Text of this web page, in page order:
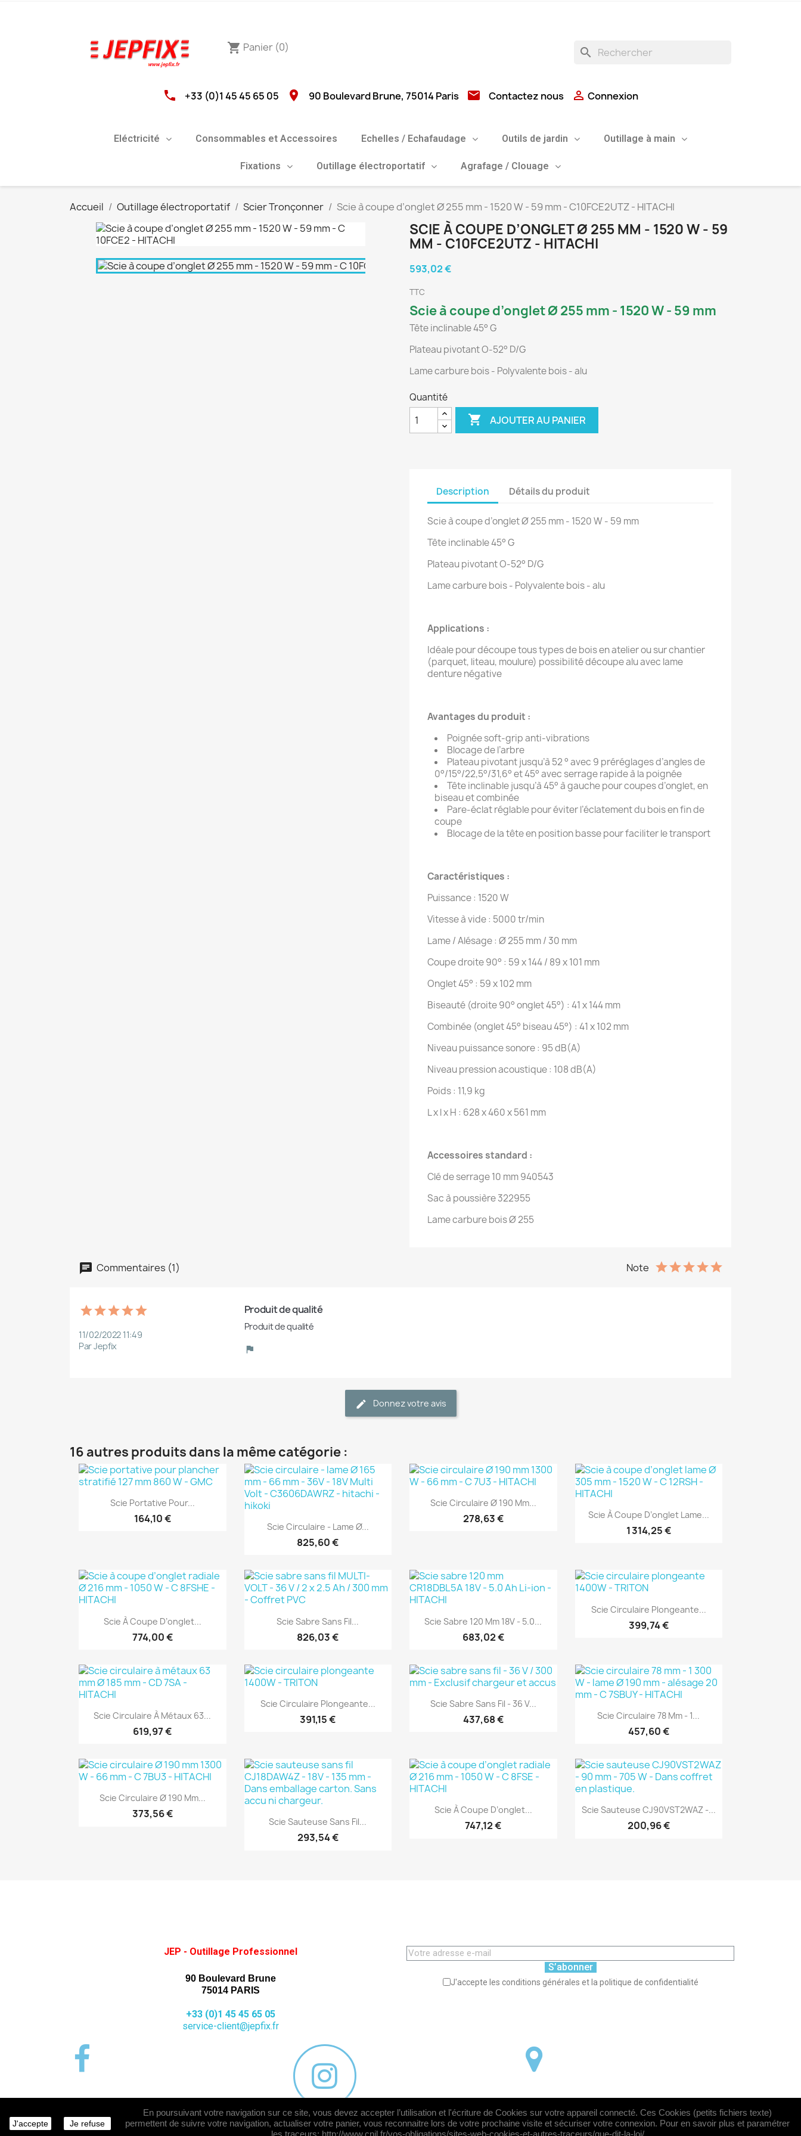
search
shopping_cart Panier (0)
phone +33 (0)1 45 45 65 05 location_on 90 Boulevard Brune, 75014 Paris email Contactez nous  Connexion
Eléctricité Consommables et Accessoires Echelles / Echafaudage Outils de jardin Outillage à main
Fixations Outillage électroportatif Agrafage / Clouage
Accueil Outillage électroportatif Scier Tronçonner Scie à coupe d’onglet Ø 255 mm - 1520 W - 59 mm - C10FCE2UTZ - HITACHI
SCIE À COUPE D’ONGLET Ø 255 MM - 1520 W - 59
MM - C10FCE2UTZ - HITACHI
593,02 €
TTC
Scie à coupe d’onglet Ø 255 mm - 1520 W - 59 mm
Tête inclinable 45° G
Plateau pivotant O-52° D/G
Lame carbure bois - Polyvalente bois - alu
Quantité
 AJOUTER AU PANIER
Description Détails du produit
Scie à coupe d’onglet Ø 255 mm - 1520 W - 59 mm
Tête inclinable 45° G
Plateau pivotant O-52° D/G
Lame carbure bois - Polyvalente bois - alu
Applications :
Idéale pour découpe tous types de bois en atelier ou sur chantier
(parquet, liteau, moulure) possibilité découpe alu avec lame
denture négative
Avantages du produit :
Poignée soft-grip anti-vibrations
Blocage de l’arbre
Plateau pivotant jusqu’à 52 ° avec 9 préréglages d’angles de
0°/15°/22,5°/31,6° et 45° avec serrage rapide à la poignée
Tête inclinable jusqu’à 45° à gauche pour coupes d’onglet, en
biseau et combinée
Pare-éclat réglable pour éviter l’éclatement du bois en fin de
coupe
Blocage de la tête en position basse pour faciliter le transport
Caractéristiques :
Puissance : 1520 W
Vitesse à vide : 5000 tr/min
Lame / Alésage : Ø 255 mm / 30 mm
Coupe droite 90° : 59 x 144 / 89 x 101 mm
Onglet 45° : 59 x 102 mm
Biseauté (droite 90° onglet 45°) : 41 x 144 mm
Combinée (onglet 45° biseau 45°) : 41 x 102 mm
Niveau puissance sonore : 95 dB(A)
Niveau pression acoustique : 108 dB(A)
Poids : 11,9 kg
L x l x H : 628 x 460 x 561 mm
Accessoires standard :
Clé de serrage 10 mm 940543
Sac à poussière 322955
Lame carbure bois Ø 255
Commentaires (1) Note
11/02/2022 11:49
Par Jepfix
Produit de qualité
Produit de qualité
Donnez votre avis
16 autres produits dans la même catégorie :
Aperçu rapide
Scie Portative Pour...
164,10 €
(1)
Aperçu rapide
Scie Circulaire - Lame Ø...
825,60 €
Aperçu rapide
Scie Circulaire Ø 190 Mm...
278,63 €
(1)
Aperçu rapide
Scie À Coupe D’onglet Lame...
1 314,25 €
Aperçu rapide
Scie À Coupe D’onglet...
774,00 €
Aperçu rapide
Scie Sabre Sans Fil...
826,03 €
Aperçu rapide
Scie Sabre 120 Mm 18V - 5.0...
683,02 €
Aperçu rapide
Scie Circulaire Plongeante...
399,74 €
Aperçu rapide
Scie Circulaire À Métaux 63...
619,97 €
Aperçu rapide
Scie Circulaire Plongeante...
391,15 €
Aperçu rapide
Scie Sabre Sans Fil - 36 V...
437,68 €
(1)
Aperçu rapide
Scie Circulaire 78 Mm - 1...
457,60 €
(1)
Aperçu rapide
Scie Circulaire Ø 190 Mm...
373,56 €
(1)
Aperçu rapide
Scie Sauteuse Sans Fil...
293,54 €
Aperçu rapide
Scie À Coupe D’onglet...
747,12 €
Aperçu rapide
Scie Sauteuse CJ90VST2WAZ -...
200,96 €
JEP - Outillage Professionnel
90 Boulevard Brune
75014 PARIS
+33 (0)1 45 45 65 05
service-client@jepfix.fr
S’abonner
J'accepte les conditions générales et la politique de confidentialité
J'accepte Je refuse
En poursuivant votre navigation sur ce site, vous devez accepter l’utilisation et l'écriture de Cookies sur votre appareil connecté. Ces Cookies (petits fichiers texte)
permettent de suivre votre navigation, actualiser votre panier, vous reconnaitre lors de votre prochaine visite et sécuriser votre connexion. Pour en savoir plus et paramétrer
les traceurs: http://www.cnil.fr/vos-obligations/sites-web-cookies-et-autres-traceurs/que-dit-la-loi/
© 2026 - Logiciel e-commerce par PrestaShop™